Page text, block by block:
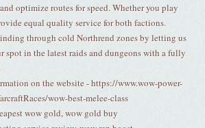
optimize routes for speed. Whether you play
equal quality service for both factions.
through cold Northrend zones by letting us
spot in the latest raids and dungeons with a fully
on the website - https://www.wow-power-
wow-best-melee-class
wow gold, wow gold buy